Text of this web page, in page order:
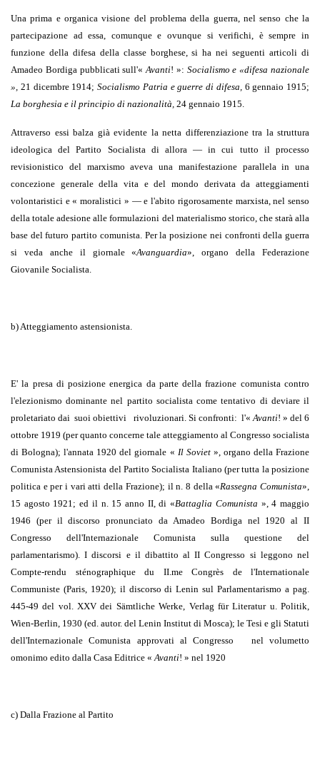
Una prima e organica visione del problema della guerra, nel senso che la
partecipa­zione ad essa, comunque e ovunque si verifichi, è sempre in
funzione della difesa della classe borghese, si ha nei seguenti articoli di
Amadeo Bordiga pubblicati sull'«Avanti! »: Socialismo e «difesa nazionale
», 21 dicembre 1914; Socialismo Patria e guerre di difesa, 6 gennaio 1915;
La borghesia e il principio di nazionalità, 24 gennaio 1915.
Attraverso essi balza già evidente la netta differenziazione tra la struttura
ideologica del Partito Socialista di allora — in cui tutto il processo
revisionistico del marxismo aveva una manifestazione parallela in una
concezione generale della vita e del mondo derivata da atteggiamenti
volontaristici e « moralistici » — e l'abito rigorosamente marxista, nel senso
della totale adesione alle formulazioni del materialismo storico, che starà alla
base del futuro partito comunista. Per la posizione nei confronti della guerra
si veda anche il giornale «Avanguardia», organo della Federazione
Giovanile Socialista.
b) Atteggiamento astensionista.
E' la presa di posizione energica da parte della frazione comunista contro
l'elezio­nismo dominante nel partito socialista come tentativo di deviare il
proletariato dai suoi obiettivi rivoluzionari. Si confronti: l'«Avanti! » del 6
ottobre 1919 (per quanto concerne tale atteggiamento al Con­gresso socialista
di Bologna);l'annata 1920 del giornale « Il Soviet», organo della Frazione
Comunista Asten­sionista del Partito Socialista Italiano (per tutta la posizione
politica e per i vari atti della Frazione); il n. 8 della «Rassegna Comunista»,
15 agosto 1921; ed il n. 15 anno II, di «Bat­taglia Comunista », 4 maggio
1946 (per il discorso pronunciato da Amadeo Bordiga nel 1920 al II
Congresso dell'Internazionale Comunista sulla questione del
parlamentarismo). I discorsi e il dibattito al II Congresso si leggono nel
Compte-rendu sténographique du II.me Congrès de l'Internationale
Communiste (Paris, 1920); il discorso di Lenin sul Parlamentarismo a pag.
445-49 del vol. XXV dei Sämtliche Werke, Verlag für Literatur u. Politik,
Wien-Berlin, 1930 (ed. autor. del Lenin Institut di Mosca); le Tesi e gli Statuti
dell'Internazionale Comunista approvati al Congresso
nel volumetto
omonimo edito dalla Casa Editrice «Avanti! » nel 1920
c) Dalla Frazione al Partito